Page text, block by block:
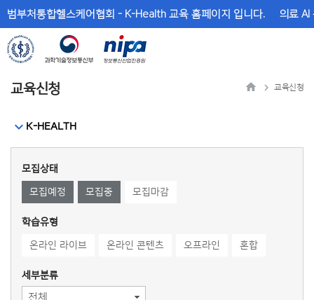
뉴
바
로
가
문
바
로
가
범부처통합헬스케어협회 - K-Health 교육 홈페이지 입니다. 의료 AI
교육신청 교육신청
K-HEALTH
모집상태
모집예정 모집중 모집마감
학습유형
온라인 라이브 온라인 콘텐츠 오프라인 혼합
세부분류